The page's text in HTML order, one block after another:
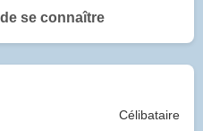
se connaître
Célibataire